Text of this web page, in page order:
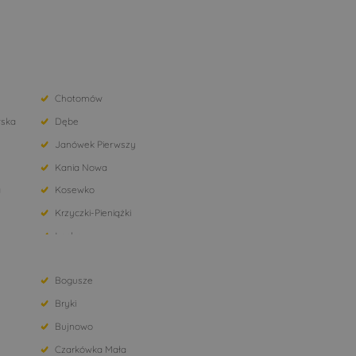
Chotomów
Dębe
Janówek Pierwszy
Kania Nowa
Kosewko
Krzyczki-Pieniążki
Łacha
Nowe Orzechowo
Olszewnica Stara
Pomiechowo
Rembelszczyzna
Bogusze
Bryki
Bujnowo
Czarkówka Mała